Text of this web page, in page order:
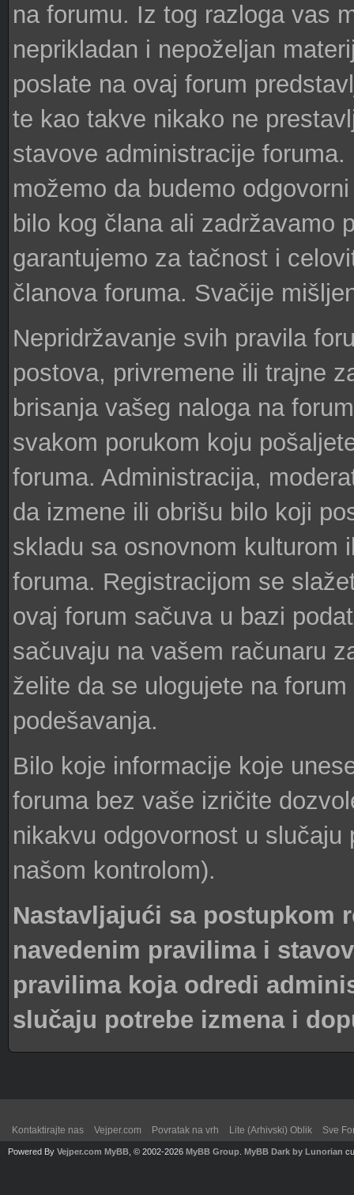
na forumu. Iz tog razloga vas
neprikladan i nepoželjan
poslate na ovaj forum
te kao takve nikako ne
stavove administracije
možemo da budemo
bilo kog člana ali zadržavamo
garantujemo za tačnost i
članova foruma. Svačije
Nepridržavanje svih pravila
postova, privremene ili trajne
brisanja vašeg naloga na
svakom porukom koju
foruma. Administracija,
da izmene ili obrišu bilo koji
skladu sa osnovnom kulturom
foruma. Registracijom se
ovaj forum sačuva u bazi
sačuvaju na vašem računaru
želite da se ulogujete na
podešavanja.
Bilo koje informacije koje
foruma bez vaše izričite
nikakvu odgovornost u
našom kontrolom).
Nastavljajući sa postupkom
navedenim pravilima i
pravilima koja odredi
slučaju potrebe izmena i
Kontaktirajte nas Vejper.com Povratak na vrh Lite (Arhivski) Oblik Sve
Powered By Vejper.com MyBB , © 2002-2026 MyBB Group MyBB Dark by Lunorian